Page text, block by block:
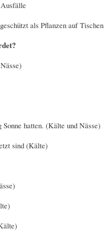
als Pflanzen auf
hatten. (Kälte und Nässe)
sind (Kälte)